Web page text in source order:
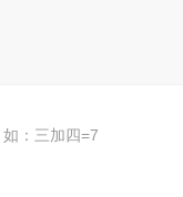
：三加四=7